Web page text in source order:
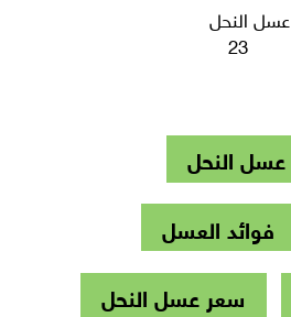
عسل النحل
عسل النحل
فوائد العسل
سعر عسل النحل